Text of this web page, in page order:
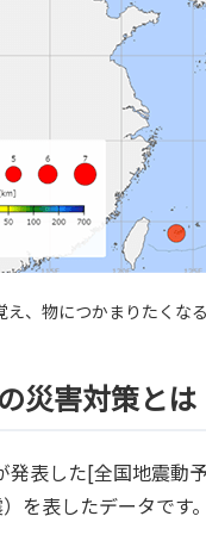
、物につかまりたく
災害対策とは
表した[全国地震
を表したデータで